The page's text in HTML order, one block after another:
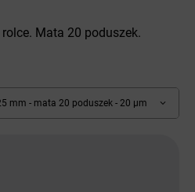
mm - mata 20 poduszek - 20 µm
Mata 20 poduszek.